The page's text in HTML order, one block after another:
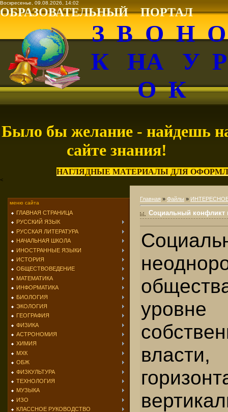
Воскресенье, 09.08.2026, 14:02
ОБРАЗОВАТЕЛЬНЫЙ ПОРТАЛ
З В О Н
К НА У
О К
Было бы желание - найдешь
сайте знания!
НАГЛЯДНЫЕ МАТЕРИАЛЫ ДЛЯ
<
меню сайта
ГЛАВНАЯ СТРАНИЦА
РУССКИЙ ЯЗЫК
РУССКАЯ ЛИТЕРАТУРА
НАЧАЛЬНАЯ ШКОЛА
ИНОСТРАННЫЕ ЯЗЫКИ
ИСТОРИЯ
ОБЩЕСТВОВЕДЕНИЕ
МАТЕМАТИКА
ИНФОРМАТИКА
БИОЛОГИЯ
ЭКОЛОГИЯ
ГЕОГРАФИЯ
ФИЗИКА
АСТРОНОМИЯ
ХИМИЯ
МХК
ОБЖ
ФИЗКУЛЬТУРА
ТЕХНОЛОГИЯ
МУЗЫКА
ИЗО
КЛАССНОЕ РУКОВОДСТВО
Главная » Файлы »
Социальный конфликт